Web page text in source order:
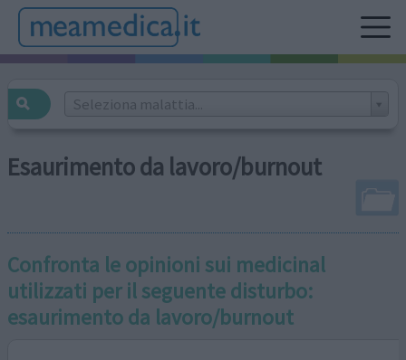
Seleziona malattia...
Esaurimento da lavoro/burnout
Confronta le opinioni sui medicinal
utilizzati per il seguente disturbo:
esaurimento da lavoro/burnout